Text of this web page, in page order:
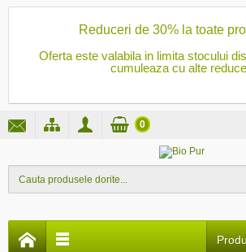
Reduceri de 30% la toate
Oferta este valabila in limita stocului
cumuleaza cu alte
0